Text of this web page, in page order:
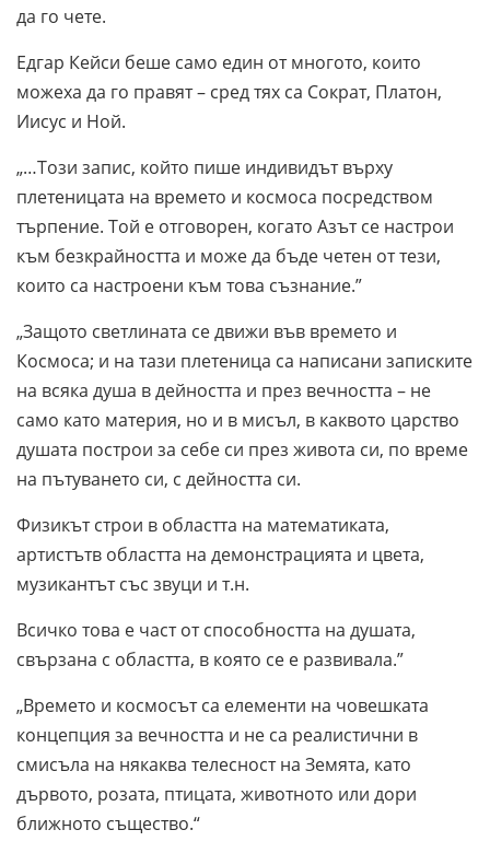
да го чете.
Едгар Кейси беше само един от многото, които
можеха да го правят – сред тях са Сократ, Платон,
Иисус и Ной.
„…Този запис, който пише индивидът върху
плетеницата на времето и космоса посредством
търпение. Той е отговорен, когато Азът се настрои
към безкрайността и може да бъде четен от тези,
които са настроени към това съзнание.”
„Защото светлината се движи във времето и
Космоса; и на тази плетеница са написани записките
на всяка душа в дейността и през вечността – не
само като материя, но и в мисъл, в каквото царство
душата построи за себе си през живота си, по време
на пътуването си, с дейността си.
Физикът строи в областта на математиката,
артистътв областта на демонстрацията и цвета,
музикантът със звуци и т.н.
Всичко това е част от способността на душата,
свързана с областта, в която се е развивала.”
„Времето и космосът са елементи на човешката
концепция за вечността и не са реалистични в
смисъла на някаква телесност на Земята, като
дървото, розата, птицата, животното или дори
ближното същество.“